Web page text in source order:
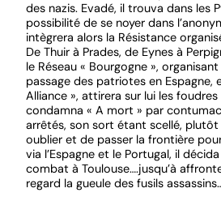
des nazis. Evadé, il trouva dans les
possibilité de se noyer dans
intègrera alors la Résistance
De Thuir à Prades, de Eynes à
le Réseau « Bourgogne »,
passage des patriotes en Espagne,
Alliance », attirera sur lui les
condamna « A mort » par
arrêtés, son sort étant scellé, plutôt
oublier et de passer la frontière
via l’Espagne et le Portugal, il
combat à Toulouse….jusqu’à
regard la gueule des fusils